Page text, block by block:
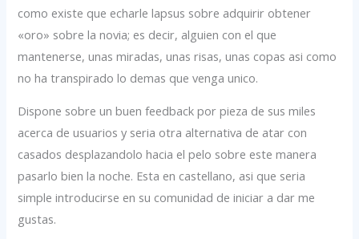
como existe que echarle lapsus sobre adquirir obtener
«oro» sobre la novia; es decir, alguien con el que
mantenerse, unas miradas, unas risas, unas copas asi­ como
no ha transpirado lo demas que venga unico.
Dispone sobre un buen feedback por pieza de sus miles
acerca de usuarios y seria otra alternativa de atar con
casados desplazandolo hacia el pelo sobre este manera
pasarlo bien la noche. Esta en castellano, asi que seria
simple introducirse en su comunidad de iniciar a dar me
gustas.